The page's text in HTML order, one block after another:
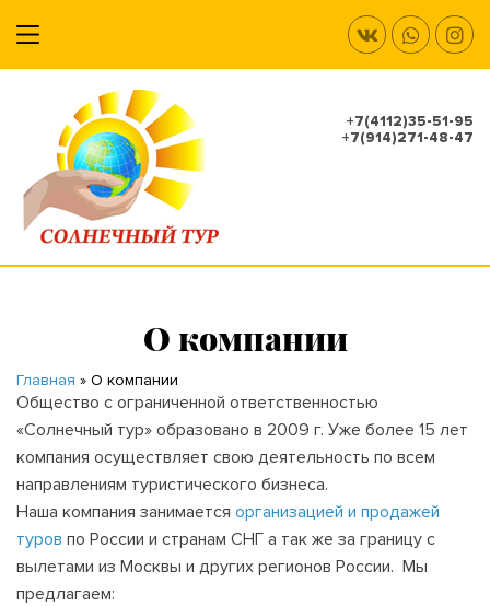
+7(4112)35-51-95
+7(914)271-48-47
О компании
Главная » О компании
Общество с ограниченной ответственностью
«Солнечный тур» образовано в 2009 г. Уже более 15 лет
компания осуществляет свою деятельность по всем
направлениям туристического бизнеса.
Наша компания занимается организацией и продажей
туров по России и странам СНГ а так же за границу с
вылетами из Москвы и других регионов России. Мы
предлагаем: